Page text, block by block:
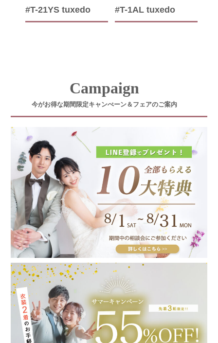
#T-21YS tuxedo #T-1AL tuxedo
Campaign
今がお得な期間限定キャンぺーン＆フェアのご案内